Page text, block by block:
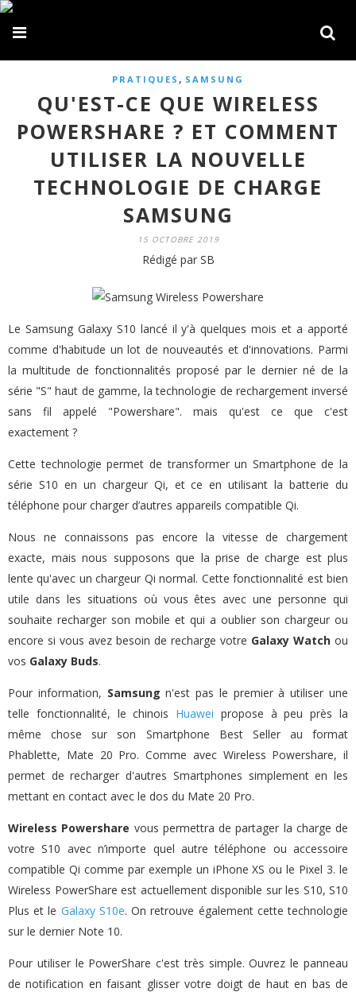
PRATIQUES , SAMSUNG
QU'EST-CE QUE WIRELESS
POWERSHARE ? ET COMMENT
UTILISER LA NOUVELLE
TECHNOLOGIE DE CHARGE
SAMSUNG
15 OCTOBRE 2019
Rédigé par SB
Le Samsung Galaxy S10 lancé il y'à quelques mois et a apporté
comme d'habitude un lot de nouveautés et d'innovations. Parmi
la multitude de fonctionnalités proposé par le dernier né de la
série "S" haut de gamme, la technologie de rechargement inversé
sans fil appelé "Powershare". mais qu'est ce que c'est
exactement ?
Cette technologie permet de transformer un Smartphone de la
série S10 en un chargeur Qi, et ce en utilisant la batterie du
téléphone pour charger d’autres appareils compatible Qi.
Nous ne connaissons pas encore la vitesse de chargement
exacte, mais nous supposons que la prise de charge est plus
lente qu'avec un chargeur Qi normal. Cette fonctionnalité est bien
utile dans les situations où vous êtes avec une personne qui
souhaite recharger son mobile et qui a oublier son chargeur ou
encore si vous avez besoin de recharge votre Galaxy Watch ou
vos Galaxy Buds.
Pour information, Samsung n'est pas le premier à utiliser une
telle fonctionnalité, le chinois Huawei propose à peu près la
même chose sur son Smartphone Best Seller au format
Phablette, Mate 20 Pro. Comme avec Wireless Powershare, il
permet de recharger d'autres Smartphones simplement en les
mettant en contact avec le dos du Mate 20 Pro.
Wireless Powershare vous permettra de partager la charge de
votre S10 avec n’importe quel autre téléphone ou accessoire
compatible Qi comme par exemple un iPhone XS ou le Pixel 3. le
Wireless PowerShare est actuellement disponible sur les S10, S10
Plus et le Galaxy S10e. On retrouve également cette technologie
sur le dernier Note 10.
Pour utiliser le PowerShare c'est très simple. Ouvrez le panneau
de notification en faisant glisser votre doigt de haut en bas de